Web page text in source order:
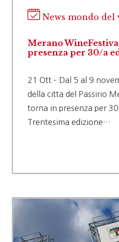
News mondo del
Merano
presenza per 30/a
21 Ott – Dal 5 al 9
della citta del Passirio
torna in presenza per
Trentesima edizione…